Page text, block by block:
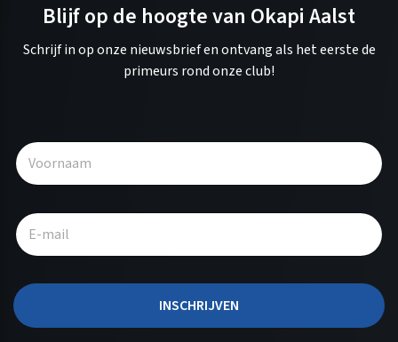
Blijf op de hoogte van Okapi Aalst
Schrijf in op onze nieuwsbrief en ontvang als het eerste de
primeurs rond onze club!
INSCHRIJVEN
l
r
t